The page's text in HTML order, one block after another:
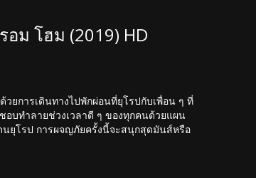
ม โฮม (2019) HD
ยการเดินทางไปพักผ่อนที่ยุโรปกับเพื่อน ๆ ที่
อบทำลายช่วงเวลาดี ๆ ของทุกคนด้วยแผน
นยุโรป การผจญภัยครั้งนี้จะสนุกสุดมันส์หรือ